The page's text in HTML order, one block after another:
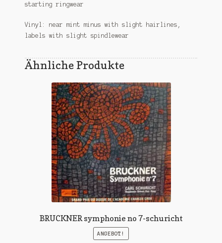
starting ringwear
Vinyl: near mint minus with slight hairlines,
labels with slight spindlewear
Ähnliche Produkte
BRUCKNER symphonie no 7-schuricht
ANGEBOT!